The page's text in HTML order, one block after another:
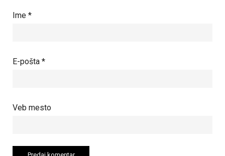
Ime *
E-pošta *
Veb mesto